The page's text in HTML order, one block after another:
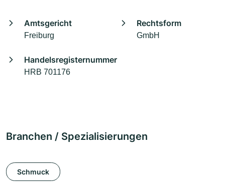
Amtsgericht
Freiburg
Rechtsform
GmbH
Handelsregisternummer
HRB 701176
Branchen / Spezialisierungen
Schmuck